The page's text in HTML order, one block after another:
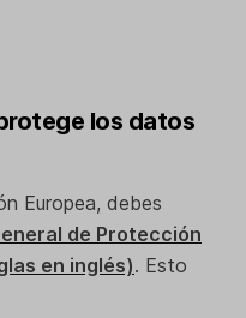
los datos
Europea, debes
de Protección
en inglés). Esto